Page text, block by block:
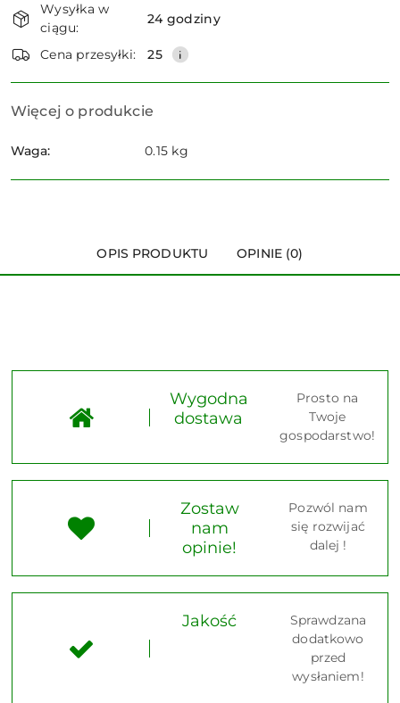
i
dostawa
Wysyłka w
ciągu:
24 godziny
Cena przesyłki: 25
Więcej o produkcie
Waga: 0.15 kg
OPIS PRODUKTU OPINIE (0)
Wygodna
dostawa
Prosto na
Twoje
gospodarstwo!
Zostaw
nam
opinie!
Pozwól nam
się rozwijać
dalej !
Jakość
Sprawdzana
dodatkowo
przed
wysłaniem!